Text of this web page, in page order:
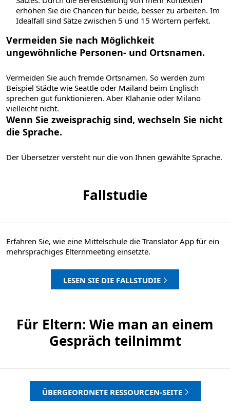
erhöhen Sie die Chancen für beide, besser zu arbeiten. Im
Idealfall sind Sätze zwischen 5 und 15 Wörtern perfekt.
Vermeiden Sie nach Möglichkeit
ungewöhnliche Personen- und Ortsnamen.
Vermeiden Sie auch fremde Ortsnamen. So werden zum
Beispiel Städte wie Seattle oder Mailand beim Englisch
sprechen gut funktionieren. Aber Klahanie oder Milano
vielleicht nicht.
Wenn Sie zweisprachig sind, wechseln Sie nicht
die Sprache.
Der Übersetzer versteht nur die von Ihnen gewählte Sprache.
Fallstudie
Erfahren Sie, wie eine Mittelschule die Translator App für ein
mehrsprachiges Elternmeeting einsetzte.
LESEN SIE DIE FALLSTUDIE
Für Eltern: Wie man an einem
Gespräch teilnimmt
ÜBERGEORDNETE RESSOURCEN-SEITE